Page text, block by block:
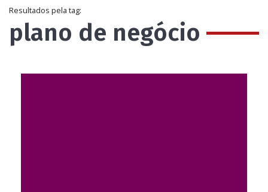
Resultados pela tag:
plano de negócio